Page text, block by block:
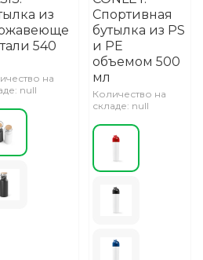
из
540
на
null
Спортивная
бутылка из PS
и PE
объемом 500
мл
Количество на
складе: null